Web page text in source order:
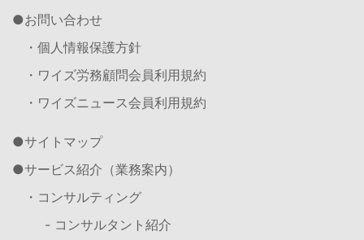
お問い合わせ
・個人情報保護方針
・ワイズ労務顧問会員利用規約
・ワイズニュース会員利用規約
サイトマップ
サービス紹介（業務案内）
・コンサルティング
- コンサルタント紹介